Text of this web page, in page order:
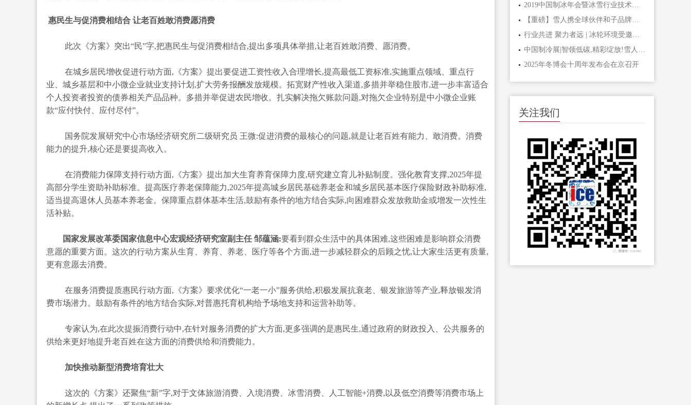
惠民生与促消费相结合 让老百姓敢消费愿消费
此次《方案》突出“民”字,把惠民生与促消费相结合,提出多项具体举措,让老百姓敢消费、愿消费。
在城乡居民增收促进行动方面,《方案》提出要促进工资性收入合理增长,提高最低工资标准,实施重点领域、重点行
业、城乡基层和中小微企业就业支持计划,扩大劳务报酬发放规模。拓宽财产性收入渠道,多措并举稳住股市,进一步丰富适合
个人投资者投资的债券相关产品品种。多措并举促进农民增收。扎实解决拖欠账款问题,对拖欠企业特别是中小微企业账
款“应付快付、应付尽付”。
国务院发展研究中心市场经济研究所二级研究员 王微:促进消费的最核心的问题,就是让老百姓有能力、敢消费。消费
能力的提升,核心还是要提高收入。
在消费能力保障支持行动方面,《方案》提出加大生育养育保障力度,研究建立育儿补贴制度。强化教育支撑,2025年提
高部分学生资助补助标准。提高医疗养老保障能力,2025年提高城乡居民基础养老金和城乡居民基本医疗保险财政补助标准,
适当提高退休人员基本养老金。保障重点群体基本生活,鼓励有条件的地方结合实际,向困难群众发放救助金或增发一次性生
活补贴。
国家发展改革委国家信息中心宏观经济研究室副主任 邹蕴涵:要看到群众生活中的具体困难,这些困难是影响群众消费
意愿的重要方面。这次的行动方案从生育、养育、养老、医疗等各个方面,进一步减轻群众的后顾之忧,让大家生活更有质量,
更有意愿去消费。
在服务消费提质惠民行动方面,《方案》要求优化“一老一小”服务供给,积极发展抗衰老、银发旅游等产业,释放银发消
费市场潜力。鼓励有条件的地方结合实际,对普惠托育机构给予场地支持和运营补助等。
专家认为,在此次提振消费行动中,在针对服务消费的扩大方面,更多强调的是惠民生,通过政府的财政投入、公共服务的
供给来更好地提升老百姓在这方面的消费供给和消费能力。
加快推动新型消费培育壮大
这次的《方案》还聚焦“新”字,对于文体旅游消费、入境消费、冰雪消费、人工智能+消费,以及低空消费等消费市场上
2019中国制冰年会暨冰雪行业技术沙龙成功举办
2025年冬博会十周年发布会在京召开
关注我们